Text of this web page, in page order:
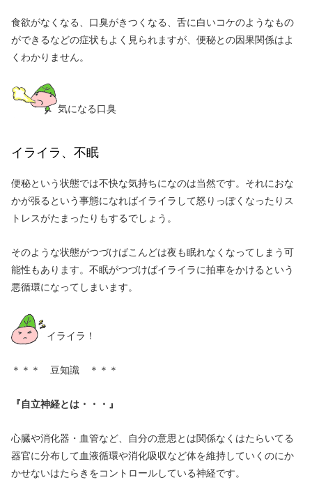
食欲がなくなる、口臭がきつくなる、舌に白いコケのようなもの
ができるなどの症状もよく見られますが、便秘との因果関係はよ
くわかりません。
気になる口臭
イライラ、不眠
便秘という状態では不快な気持ちになのは当然です。それにおな
かが張るという事態になればイライラして怒りっぽくなったりス
トレスがたまったりもするでしょう。
そのような状態がつづけばこんどは夜も眠れなくなってしまう可
能性もあります。不眠がつづけばイライラに拍車をかけるという
悪循環になってしまいます。
イライラ！
＊＊＊ 豆知識 ＊＊＊
『自立神経とは・・・』
心臓や消化器・血管など、自分の意思とは関係なくはたらいてる
器官に分布して血液循環や消化吸収など体を維持していくのにか
かせないはたらきをコントロールしている神経です。